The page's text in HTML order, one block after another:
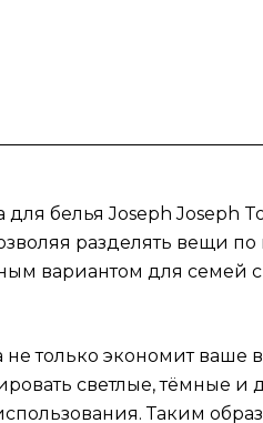
вещей в своей новой
с помощью тройной
Joseph Tota.
белья Joseph Joseph
разделять вещи по
вариантом для семей
только экономит ваше
светлые, тёмные
Таким